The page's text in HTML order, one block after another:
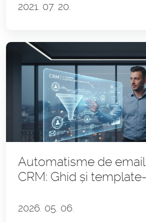
colegilor
2021. 07. 20.
Automatisme de
CRM: Ghid și
2026. 05. 06.